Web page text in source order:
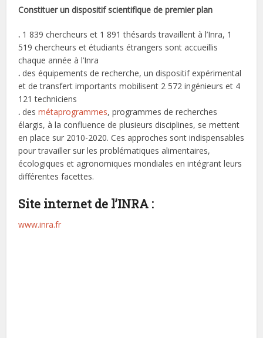
Constituer un dispositif scientifique de premier plan
. 1 839 chercheurs et 1 891 thésards travaillent à l’Inra, 1
519 chercheurs et étudiants étrangers sont accueillis
chaque année à l’Inra
. des équipements de recherche, un dispositif expérimental
et de transfert importants mobilisent 2 572 ingénieurs et 4
121 techniciens
. desmétaprogrammes, programmes de recherches
élargis, à la confluence de plusieurs disciplines, se mettent
en place sur 2010-2020. Ces approches sont indispensables
pour travailler sur les problématiques alimentaires,
écologiques et agronomiques mondiales en intégrant leurs
différentes facettes.
Site internet de l’INRA :
www.inra.fr